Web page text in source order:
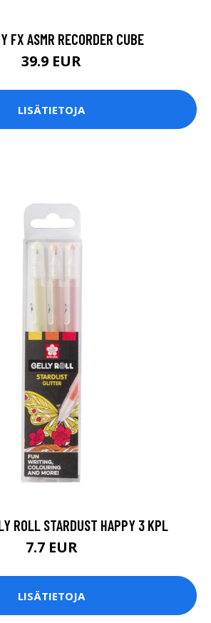
FX ASMR RECORDER CUBE
39.9 EUR
LISÄTIETOJA
ROLL STARDUST HAPPY 3 KPL
7.7 EUR
LISÄTIETOJA